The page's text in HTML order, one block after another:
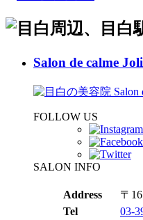
Salon de calme
FOLLOW US
SALON INFO
Address
〒
Tel
03-